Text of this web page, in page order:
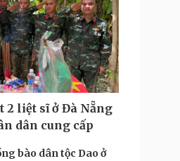
2 liệt sĩ ở Đà Nẵng
dân cung cấp
bào dân tộc Dao ở